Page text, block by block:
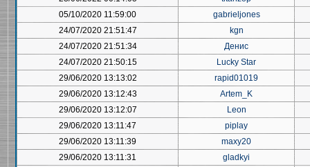
05/10/2020 11:59:00
gabrieljones
24/07/2020 21:51:47
kgn
24/07/2020 21:51:34
Денис
24/07/2020 21:50:15
Lucky Star
29/06/2020 13:13:02
rapid01019
29/06/2020 13:12:43
Artem_K
29/06/2020 13:12:07
Leon
29/06/2020 13:11:47
piplay
29/06/2020 13:11:39
maxy20
29/06/2020 13:11:31
gladkyi